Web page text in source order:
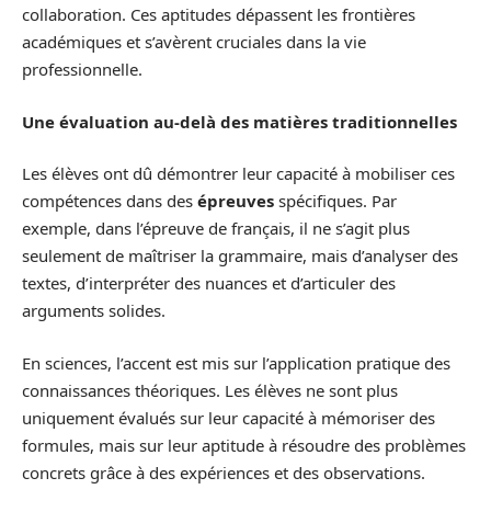
collaboration. Ces aptitudes dépassent les frontières
académiques et s’avèrent cruciales dans la vie
professionnelle.
Une évaluation au-delà des matières traditionnelles
Les élèves ont dû démontrer leur capacité à mobiliser ces
compétences dans des épreuves spécifiques. Par
exemple, dans l’épreuve de français, il ne s’agit plus
seulement de maîtriser la grammaire, mais d’analyser des
textes, d’interpréter des nuances et d’articuler des
arguments solides.
En sciences, l’accent est mis sur l’application pratique des
connaissances théoriques. Les élèves ne sont plus
uniquement évalués sur leur capacité à mémoriser des
formules, mais sur leur aptitude à résoudre des problèmes
concrets grâce à des expériences et des observations.